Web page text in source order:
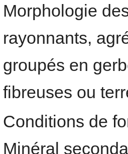
Morphologie
rayonnants,
groupés en
fibreuses ou
Conditions de
Minéral